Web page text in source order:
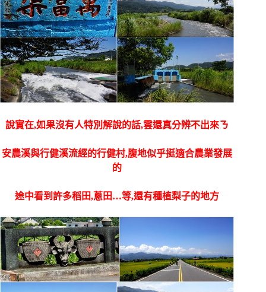
說實在,如果沒有人特別解說的話,雲還真分辨不出來ㄋ
安農溪與行健溪流經的行健村,腹地似乎挺適合農業發展
的
途中看到許多稻田,蔥田…等,還有種植梨子的地方